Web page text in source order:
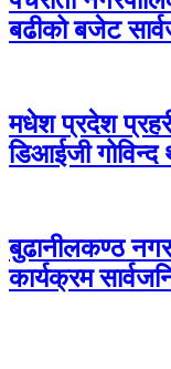
बढीको बजेट
मधेश प्रदेश
डिआईजी
बुढानीलकण्ठ
कार्यक्रम